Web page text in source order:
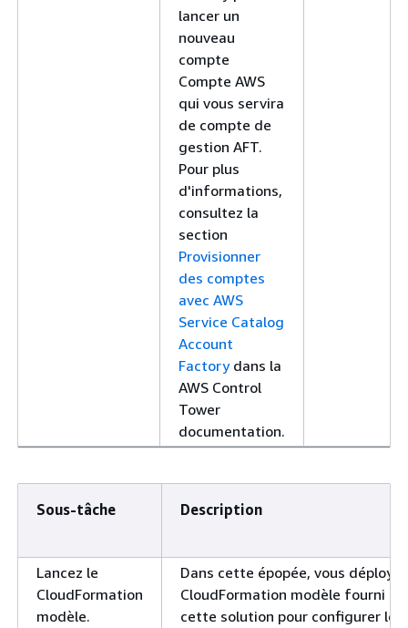
lancer un
nouveau
compte
Compte AWS
qui vous servira
de compte de
gestion AFT.
Pour plus
d'informations,
consultez la
section
Provisionner
des comptes
avec AWS
Service Catalog
Account
Factorydans la
AWS Control
Tower
documentation.
Sous-tâche Description
Lancez le
CloudFormation
modèle.
Dans cette épopée, vous
CloudFormation modèle fourni
cette solution pour configurer le